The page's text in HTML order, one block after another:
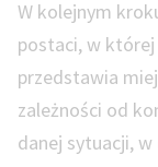
W kolejnym
postaci, w
przedstawia
zależności od
danej sytuacji,